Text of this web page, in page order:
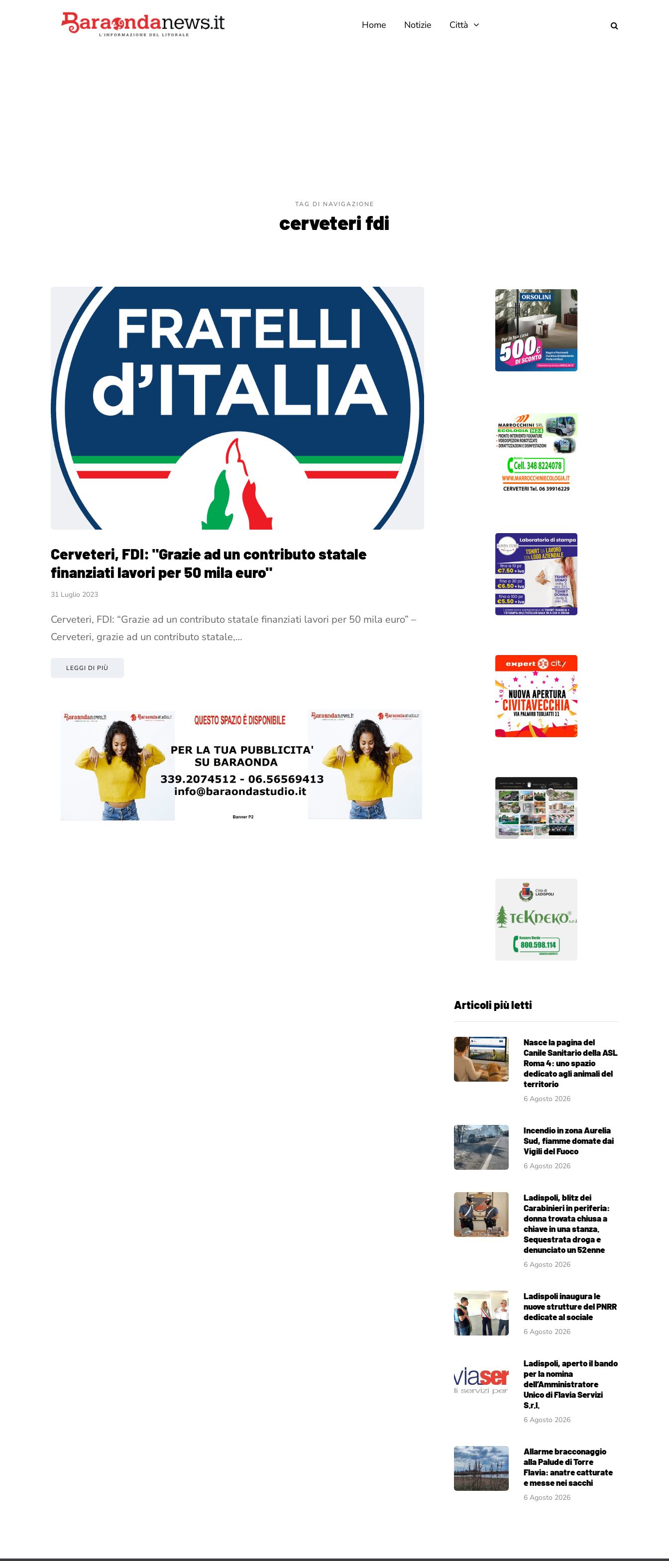
Home Notizie Città
TAG DI NAVIGAZIONE
cerveteri fdi
Cerveteri, FDI: "Grazie ad un contributo statale
finanziati lavori per 50 mila euro"
31 Luglio 2023
Cerveteri, FDI: “Grazie ad un contributo statale finanziati lavori per 50 mila euro” –
Cerveteri, grazie ad un contributo statale,…
LEGGI DI PIÙ
Articoli più letti
Nasce la pagina del
Canile Sanitario della ASL
Roma 4: uno spazio
dedicato agli animali del
territorio
6 Agosto 2026
Incendio in zona Aurelia
Sud, fiamme domate dai
Vigili del Fuoco
6 Agosto 2026
Ladispoli, blitz dei
Carabinieri in periferia:
donna trovata chiusa a
chiave in una stanza.
Sequestrata droga e
denunciato un 52enne
6 Agosto 2026
Ladispoli inaugura le
nuove strutture del PNRR
dedicate al sociale
6 Agosto 2026
Ladispoli, aperto il bando
per la nomina
dell’Amministratore
Unico di Flavia Servizi
S.r.l.
6 Agosto 2026
Allarme bracconaggio
alla Palude di Torre
Flavia: anatre catturate
e messe nei sacchi
6 Agosto 2026